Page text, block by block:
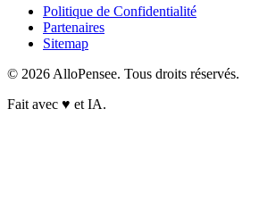
Politique de Confidentialité
Partenaires
Sitemap
© 2026 AlloPensee. Tous droits réservés.
Fait avec ♥ et IA.